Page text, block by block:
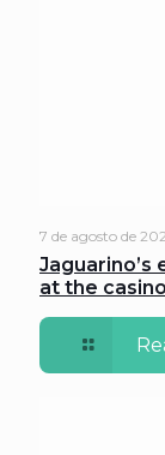
7 de agosto de
at the casino